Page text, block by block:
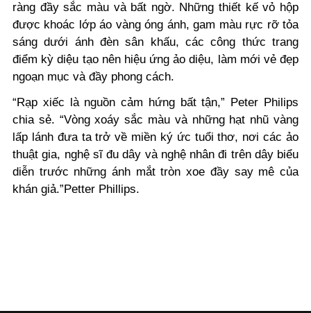
ràng đầy sắc màu và bất ngờ. Những thiết kế vỏ hộp
được khoác lớp áo vàng óng ánh, gam màu rực rỡ tỏa
sáng dưới ánh đèn sân khấu, các công thức trang
điểm kỳ diệu tạo nên hiệu ứng ảo diệu, làm mới vẻ đẹp
ngoạn mục và đầy phong cách.
“Rạp xiếc là nguồn cảm hứng bất tận,” Peter Philips
chia sẻ. “Vòng xoáy sắc màu và những hạt nhũ vàng
lấp lánh đưa ta trở về miền ký ức tuổi thơ, nơi các ảo
thuật gia, nghệ sĩ đu dây và nghệ nhân đi trên dây biểu
diễn trước những ánh mắt tròn xoe đầy say mê của
khán giả.”Petter Phillips.